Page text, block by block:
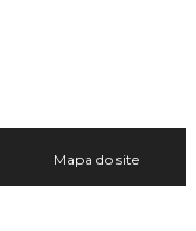
Mapa do site